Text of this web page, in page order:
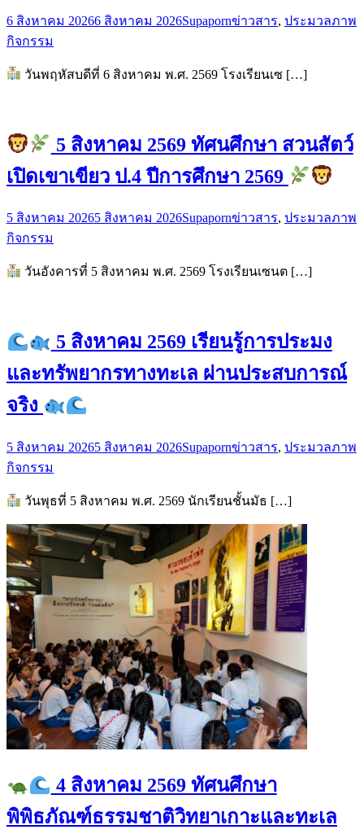
6 สิงหาคม 20266 สิงหาคม 2026Supapornข่าวสาร, ประมวลภาพ
กิจกรรม
วันพฤหัสบดีที่ 6 สิงหาคม พ.ศ. 2569 โรงเรียนเซ […]
5 สิงหาคม 2569 ทัศนศึกษา สวนสัตว์
เปิดเขาเขียว ป.4 ปีการศึกษา 2569
5 สิงหาคม 20265 สิงหาคม 2026Supapornข่าวสาร, ประมวลภาพ
กิจกรรม
วันอังคารที่ 5 สิงหาคม พ.ศ. 2569 โรงเรียนเซนต […]
5 สิงหาคม 2569 เรียนรู้การประมง
และทรัพยากรทางทะเล ผ่านประสบการณ์
จริง
5 สิงหาคม 20265 สิงหาคม 2026Supapornข่าวสาร, ประมวลภาพ
กิจกรรม
วันพุธที่ 5 สิงหาคม พ.ศ. 2569 นักเรียนชั้นมัธ […]
4 สิงหาคม 2569 ทัศนศึกษา
พิพิธภัณฑ์ธรรมชาติวิทยาเกาะและทะเล